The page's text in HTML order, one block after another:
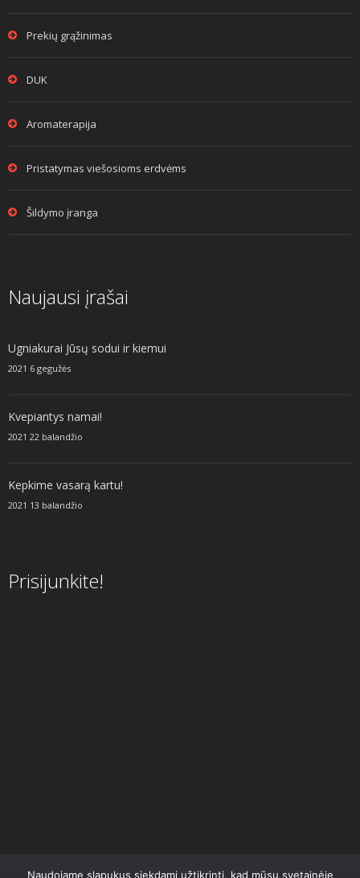
Prekių grąžinimas
DUK
Aromaterapija
Pristatymas viešosioms erdvėms
Šildymo įranga
Naujausi įrašai
Ugniakurai Jūsų sodui ir kiemui
2021 6 gegužės
Kvepiantys namai!
2021 22 balandžio
Kepkime vasarą kartu!
2021 13 balandžio
Prisijunkite!
Naudojame slapukus siekdami užtikrinti, kad mūsų svetainėje